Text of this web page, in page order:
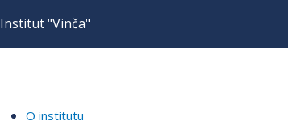
Institut "Vinča"
O institutu